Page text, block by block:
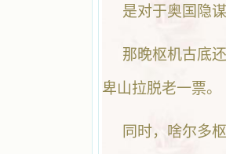
是对于奥国隐
那晚枢机古底
卑山拉脱老一票。
同时，啥尔多